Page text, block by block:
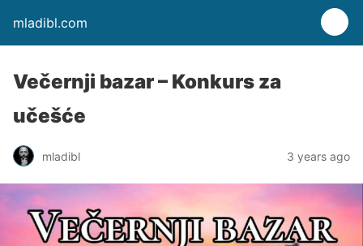
mladibl.com
Večernji bazar – Konkurs za
učešće
mladibl 3 years ago